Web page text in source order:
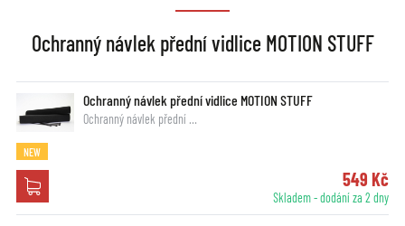
Ochranný návlek přední vidlice MOTION STUFF
Ochranný návlek přední vidlice MOTION STUFF
Ochranný návlek přední …
NEW
549 Kč
Skladem - dodání za 2 dny